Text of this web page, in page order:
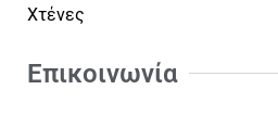
Χτένες
Επικοινωνία